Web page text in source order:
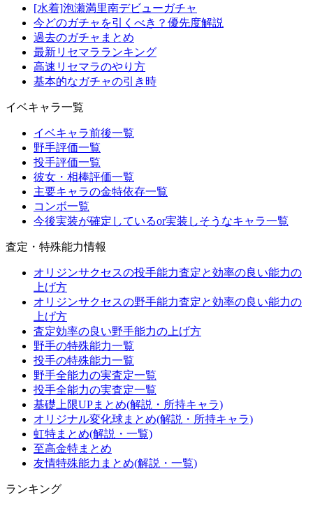
[水着]泡瀬満里南デビューガチャ
今どのガチャを引くべき？優先度解説
過去のガチャまとめ
最新リセマラランキング
高速リセマラのやり方
基本的なガチャの引き時
イベキャラ一覧
イベキャラ前後一覧
野手評価一覧
投手評価一覧
彼女・相棒評価一覧
主要キャラの金特依存一覧
コンボ一覧
今後実装が確定しているor実装しそうなキャラ一覧
査定・特殊能力情報
オリジンサクセスの投手能力査定と効率の良い能力の
上げ方
オリジンサクセスの野手能力査定と効率の良い能力の
上げ方
査定効率の良い野手能力の上げ方
野手の特殊能力一覧
投手の特殊能力一覧
野手全能力の実査定一覧
投手全能力の実査定一覧
基礎上限UPまとめ(解説・所持キャラ)
オリジナル変化球まとめ(解説・所持キャラ)
虹特まとめ(解説・一覧)
至高金特まとめ
友情特殊能力まとめ(解説・一覧)
ランキング